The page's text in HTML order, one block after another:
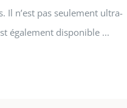
Il n’est pas seulement ultra-
également disponible ...